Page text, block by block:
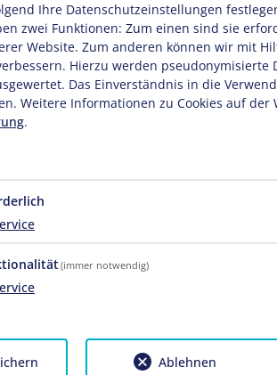
Ihre Datenschutzeinstellungen
zwei Funktionen: Zum einen sind sie
Website. Zum anderen können wir mit
Hierzu werden pseudonymisierte
Das Einverständnis in die
Weitere Informationen zu Cookies auf der
.
(immer notwendig)
Ablehnen